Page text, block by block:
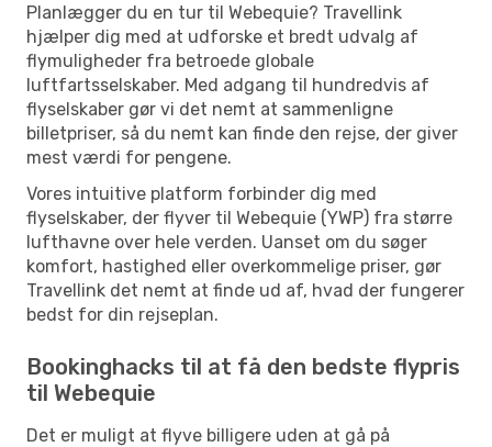
Planlægger du en tur til Webequie? Travellink
hjælper dig med at udforske et bredt udvalg af
flymuligheder fra betroede globale
luftfartsselskaber. Med adgang til hundredvis af
flyselskaber gør vi det nemt at sammenligne
billetpriser, så du nemt kan finde den rejse, der giver
mest værdi for pengene.
Vores intuitive platform forbinder dig med
flyselskaber, der flyver til Webequie (YWP) fra større
lufthavne over hele verden. Uanset om du søger
komfort, hastighed eller overkommelige priser, gør
Travellink det nemt at finde ud af, hvad der fungerer
bedst for din rejseplan.
Bookinghacks til at få den bedste flypris
til Webequie
Det er muligt at flyve billigere uden at gå på